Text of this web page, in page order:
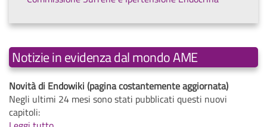
Notizie in evidenza dal mondo AME
Novità di Endowiki (pagina costantemente aggiornata)
Negli ultimi 24 mesi sono stati pubblicati questi nuovi
capitoli: